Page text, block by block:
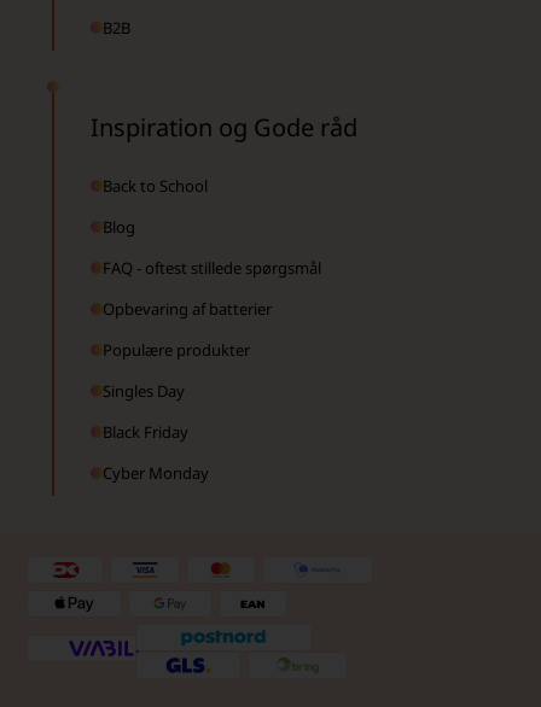
B2B
Inspiration og Gode råd
Back to School
Blog
FAQ - oftest stillede spørgsmål
Opbevaring af batterier
Populære produkter
Singles Day
Black Friday
Cyber Monday